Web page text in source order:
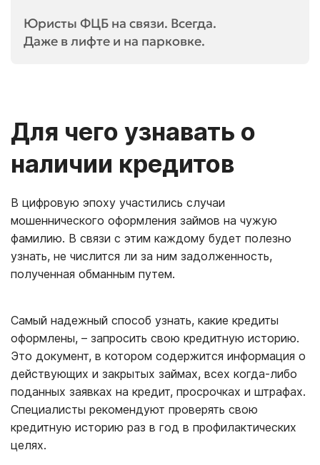
Юристы ФЦБ на связи. Всегда.
Даже в лифте и на парковке.
Для чего узнавать о
наличии кредитов
В цифровую эпоху участились случаи
мошеннического оформления займов на чужую
фамилию. В связи с этим каждому будет полезно
узнать, не числится ли за ним задолженность,
полученная обманным путем.
Самый надежный способ узнать, какие кредиты
оформлены, – запросить свою кредитную историю.
Это документ, в котором содержится информация о
действующих и закрытых займах, всех когда-либо
поданных заявках на кредит, просрочках и штрафах.
Специалисты рекомендуют проверять свою
кредитную историю раз в год в профилактических
целях.